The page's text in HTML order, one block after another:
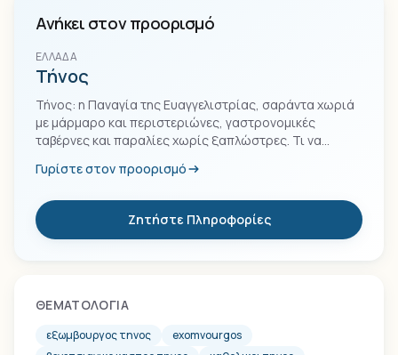
Ανήκει στον προορισμό
ΕΛΛΆΔΑ
Τήνος
Τήνος: η Παναγία της Ευαγγελιστρίας, σαράντα χωριά
με μάρμαρο και περιστεριώνες, γαστρονομικές
ταβέρνες και παραλίες χωρίς ξαπλώστρες. Τι να
Γυρίστε στον προορισμό
Ζητήστε Πληροφορίες
ΘΕΜΑΤΟΛΟΓΊΑ
εξωμβουργος τηνος
exomvourgos